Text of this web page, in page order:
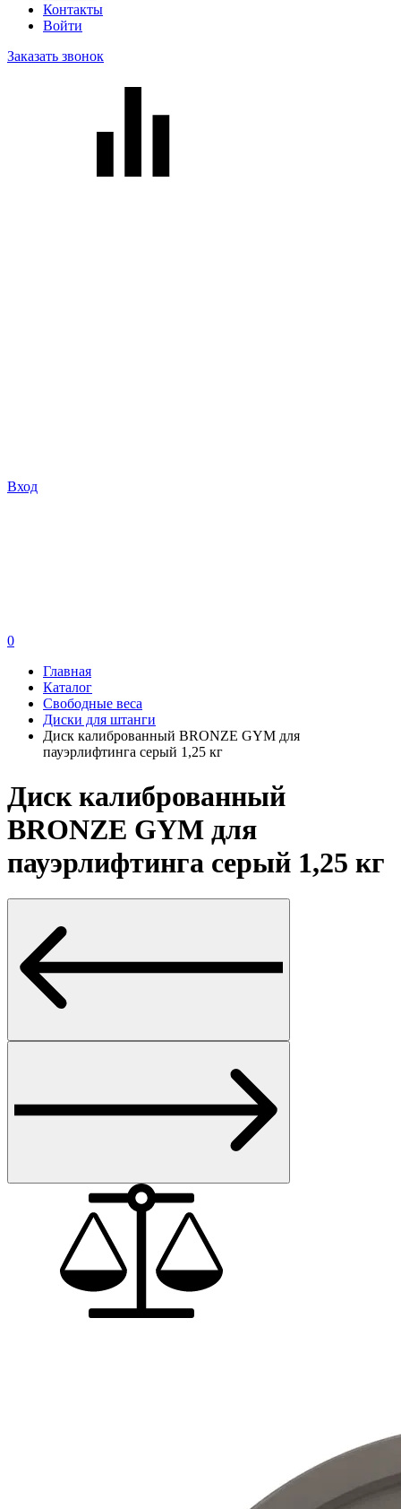
Контакты
Войти
Заказать звонок
Вход
0
Главная
Каталог
Свободные веса
Диски для штанги
Диск калиброванный BRONZE GYM для
пауэрлифтинга серый 1,25 кг
Диск калиброванный
BRONZE GYM для
пауэрлифтинга серый 1,25 кг